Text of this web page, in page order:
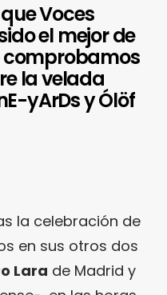
Voces
el mejor de
comprobamos
la velada
yArDs y Ólöf
la celebración de
en sus otros dos
Lara de Madrid y